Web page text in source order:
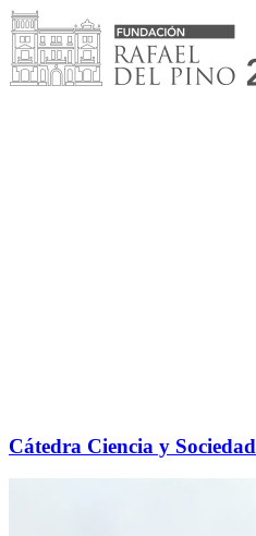
Saltar
al
contenido
Cátedra Ciencia y Sociedad